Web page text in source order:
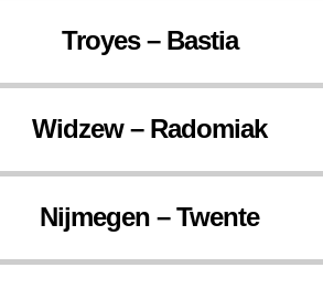
Troyes – Bastia
Widzew – Radomiak
Nijmegen – Twente